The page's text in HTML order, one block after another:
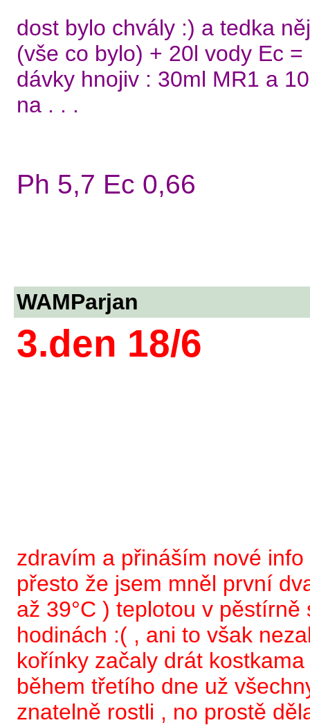
dost bylo chvály :) a tedka
(vše co bylo) + 20l vody Ec
dávky hnojiv : 30ml MR1 a
na . . .
Ph 5,7 Ec 0,66
WAMParjan
3.den 18/6
zdravím a přináším nové
přesto že jsem mněl první
až 39°C ) teplotou v
hodinách :( , ani to však
kořínky začaly drát
během třetího dne už
znatelně rostli , no prostě